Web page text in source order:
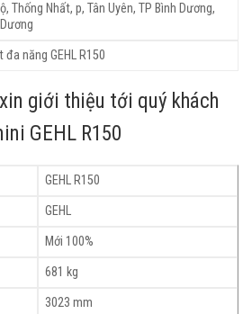
Thống Nhất, p, Tân Uyên, TP Bình Dương,
đa năng GEHL R150
giới thiệu tới quý khách
GEHL R150
GEHL R150
GEHL
Mới 100%
681 kg
3023 mm